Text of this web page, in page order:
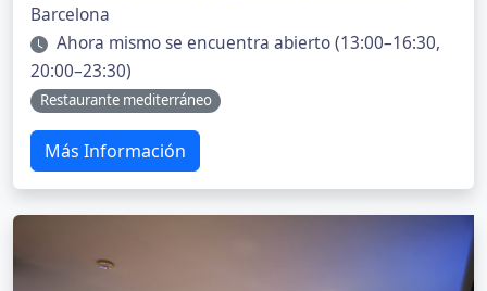
Barcelona
Ahora mismo se encuentra abierto (13:00–16:30,
20:00–23:30)
Restaurante mediterráneo
Más Información